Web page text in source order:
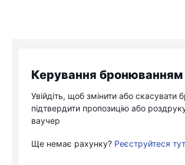
Керування бронюванням
Увійдіть, щоб змінити або скасувати
підтвердити пропозицію або
ваучер
Ще немає рахунку? Реєструйтеся тут